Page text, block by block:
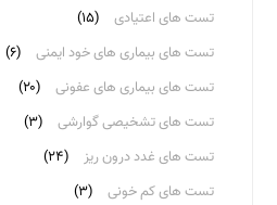
تست های اعتیادی
(۱۵)
تست های بیماری های خود ایمنی
(۶)
تست های بیماری های عفونی
(۲۰)
تست های تشخیصی گوارشی
(۳)
تست های غدد درون ریز
(۲۴)
تست های کم خونی
(۳)